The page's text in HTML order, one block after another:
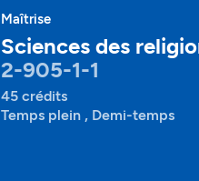
Maîtrise
Sciences des
2-905-1-1
45 crédits
Temps plein , Demi-temps